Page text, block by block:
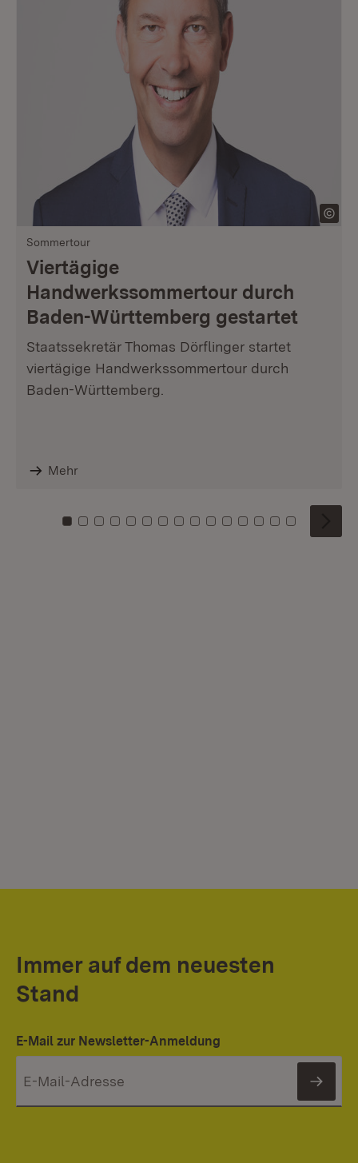
Sommertour
Viertägige
Handwerkssommertour durch
Baden-Württemberg gestartet
Staatssekretär Thomas Dörflinger startet
viertägige Handwerkssommertour durch
Baden-Württemberg.
Mehr
Zu Kachel: 0
Zu Kachel: 1
Zu Kachel: 2
Zu Kachel: 3
Zu Kachel: 4
Zu Kachel: 5
Zu Kachel: 6
Zu Kachel: 7
Zu Kachel: 8
Zu Kachel: 9
Zu Kachel: 10
Zu Kachel: 11
Zu Kachel: 12
Zu Kachel:
Zu
Immer auf dem neuesten
Stand
E-Mail zur Newsletter-Anmeldung